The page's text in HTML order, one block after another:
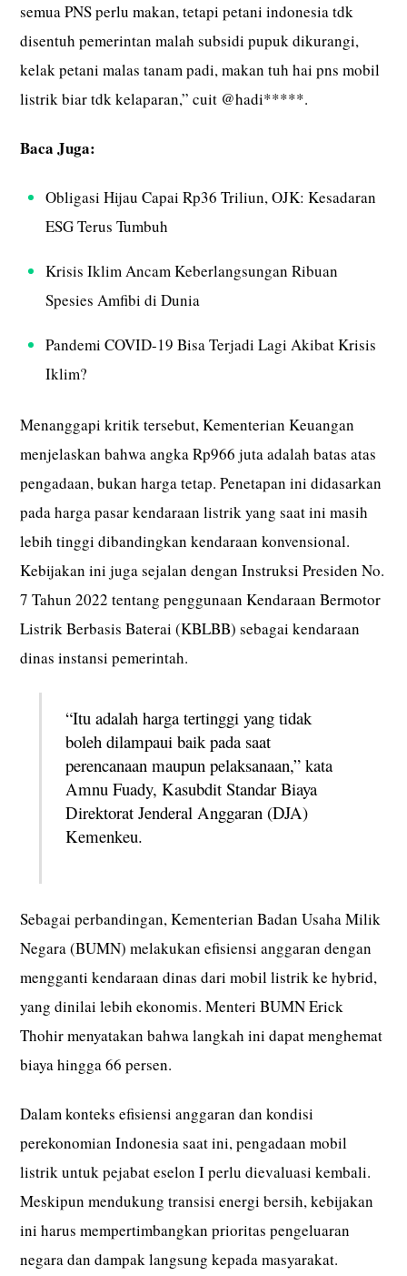
semua PNS perlu makan, tetapi petani indonesia tdk
disentuh pemerintan malah subsidi pupuk dikurangi,
kelak petani malas tanam padi, makan tuh hai pns mobil
listrik biar tdk kelaparan,” cuit @hadi*****.
Baca Juga:
Obligasi Hijau Capai Rp36 Triliun, OJK: Kesadaran
ESG Terus Tumbuh
Krisis Iklim Ancam Keberlangsungan Ribuan
Spesies Amfibi di Dunia
Pandemi COVID-19 Bisa Terjadi Lagi Akibat Krisis
Iklim?
Menanggapi kritik tersebut, Kementerian Keuangan
menjelaskan bahwa angka Rp966 juta adalah batas atas
pengadaan, bukan harga tetap. Penetapan ini didasarkan
pada harga pasar kendaraan listrik yang saat ini masih
lebih tinggi dibandingkan kendaraan konvensional.
Kebijakan ini juga sejalan dengan Instruksi Presiden No.
7 Tahun 2022 tentang penggunaan Kendaraan Bermotor
Listrik Berbasis Baterai (KBLBB) sebagai kendaraan
dinas instansi pemerintah.
“Itu adalah harga tertinggi yang tidak
boleh dilampaui baik pada saat
perencanaan maupun pelaksanaan,” kata
Amnu Fuady, Kasubdit Standar Biaya
Direktorat Jenderal Anggaran (DJA)
Kemenkeu.
Sebagai perbandingan, Kementerian Badan Usaha Milik
Negara (BUMN) melakukan efisiensi anggaran dengan
mengganti kendaraan dinas dari mobil listrik ke hybrid,
yang dinilai lebih ekonomis. Menteri BUMN Erick
Thohir menyatakan bahwa langkah ini dapat menghemat
biaya hingga 66 persen.
Dalam konteks efisiensi anggaran dan kondisi
perekonomian Indonesia saat ini, pengadaan mobil
listrik untuk pejabat eselon I perlu dievaluasi kembali.
Meskipun mendukung transisi energi bersih, kebijakan
ini harus mempertimbangkan prioritas pengeluaran
negara dan dampak langsung kepada masyarakat.